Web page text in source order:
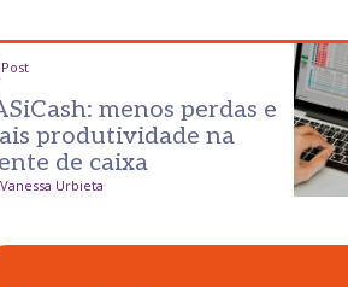
Post
menos perdas e
produtividade na
de caixa
Vanessa Urbieta